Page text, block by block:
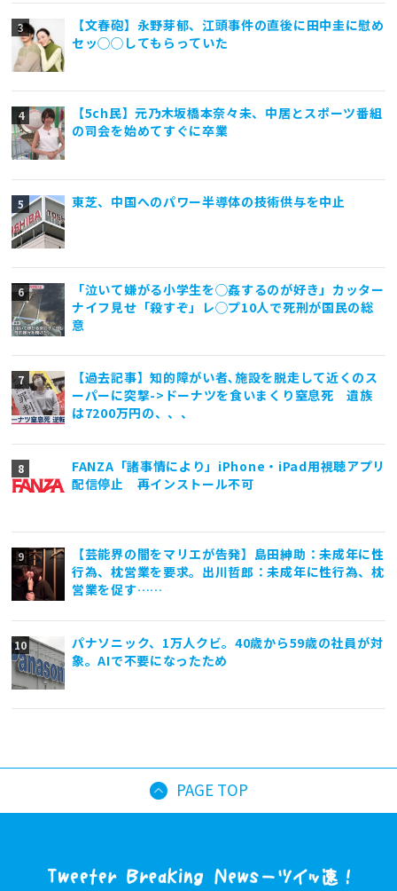
【文春砲】永野芽郁、江頭事件の直後に田中圭に慰め
セッ◯◯してもらっていた
【5ch民】元乃木坂橋本奈々未、中居とスポーツ番組
の司会を始めてすぐに卒業
東芝、中国へのパワー半導体の技術供与を中止
「泣いて嫌がる小学生を◯姦するのが好き」カッター
ナイフ見せ「殺すぞ」レ◯プ10人で死刑が国民の総
意
【過去記事】知的障がい者､施設を脱走して近くのス
ーパーに突撃->ドーナツを食いまくり窒息死 遺族
は7200万円の、、、
FANZA「諸事情により」iPhone・iPad用視聴アプリ
配信停止 再インストール不可
【芸能界の闇をマリエが告発】島田紳助：未成年に性
行為、枕営業を要求。出川哲郎：未成年に性行為、枕
営業を促す……
パナソニック、1万人クビ。40歳から59歳の社員が対
象。AIで不要になったため
PAGE TOP